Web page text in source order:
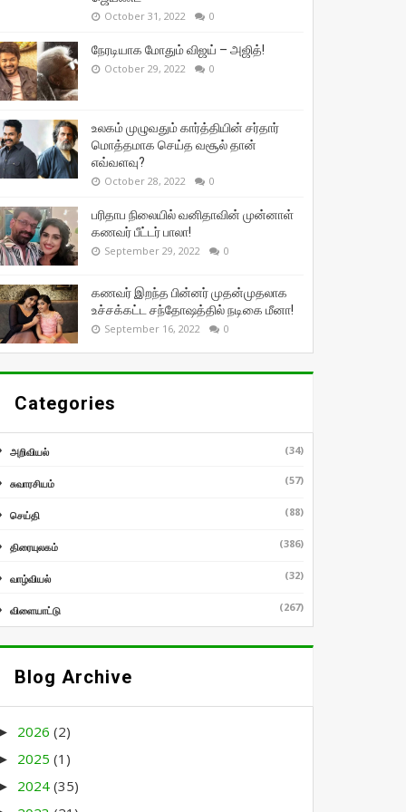
October 31, 2022 0
நேரடியாக மோதும் விஜய் – அஜித்!
October 29, 2022 0
உலகம் முழுவதும் கார்த்தியின் சர்தார்
மொத்தமாக செய்த வசூல் தான்
எவ்வளவு?
October 28, 2022 0
பரிதாப நிலையில் வனிதாவின் முன்னாள்
கணவர் பீட்டர் பாலா!
September 29, 2022 0
கணவர் இறந்த பின்னர் முதன்முதலாக
உச்சக்கட்ட சந்தோஷத்தில் நடிகை மீனா!
September 16, 2022 0
Categories
அறிவியல் (34)
சுவாரசியம் (57)
செய்தி (88)
திரையுலகம் (386)
வாழ்வியல் (32)
விளையாட்டு (267)
Blog Archive
► 2026(2)
► 2025(1)
► 2024(35)